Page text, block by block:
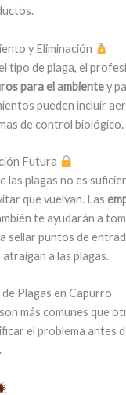
y Eliminación
tipo de plaga, el
para el ambientey
pueden incluir
de control biológico.
Futura
las plagas no es
que vuelvan. Las
te ayudarán a
sellar puntos de
a las plagas.
Plagas en Capurro
más comunes que
el problema antes